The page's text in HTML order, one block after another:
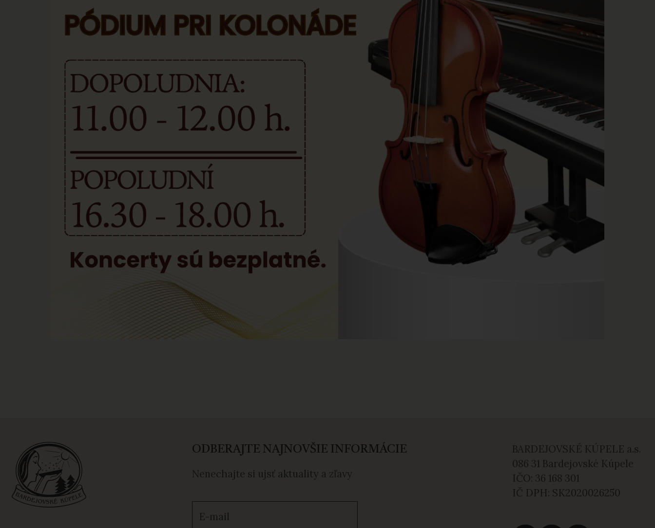
ODBERAJTE NAJNOVŠIE INFORMÁCIE
Nenechajte si ujsť aktuality a zľavy
BARDEJOVSKÉ KÚPELE a.s.
086 31 Bardejovské Kúpele
IČO: 36 168 301
IČ DPH: SK2020026250